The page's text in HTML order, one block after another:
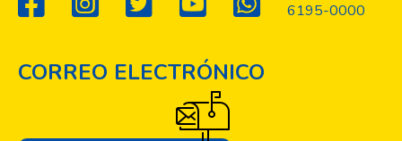
6195-0000
CORREO ELECTRÓNICO